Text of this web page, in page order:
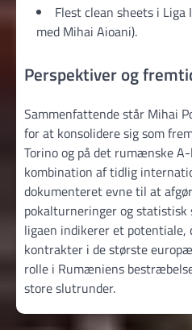
Flest clean sheets i
med Mihai Aioani).
Perspektiver og
Sammenfattende står Mihai
for at konsolidere sig som
Torino og på det rumænske
kombination af tidlig
dokumenteret evne til at
pokalturneringer og
ligaen indikerer et
kontrakter i de største
rolle i Rumæniens
store slutrunder.